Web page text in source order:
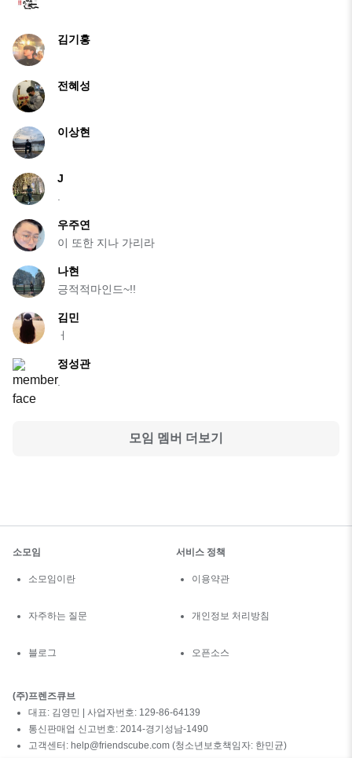
김기홍
전혜성
이상현
J
우주연
이 또한 지나 가리라
나현
긍적적마인드~!!
김민
ㅓ
정성관
.
모임 멤버 더보기
소모임
소모임이란
자주하는 질문
블로그
서비스 정책
이용약관
개인정보 처리방침
오픈소스
(주)프렌즈큐브
대표: 김영민 | 사업자번호: 129-86-64139
통신판매업 신고번호: 2014-경기성남-1490
고객센터: help@friendscube.com (청소년보호책임자: 한민균)